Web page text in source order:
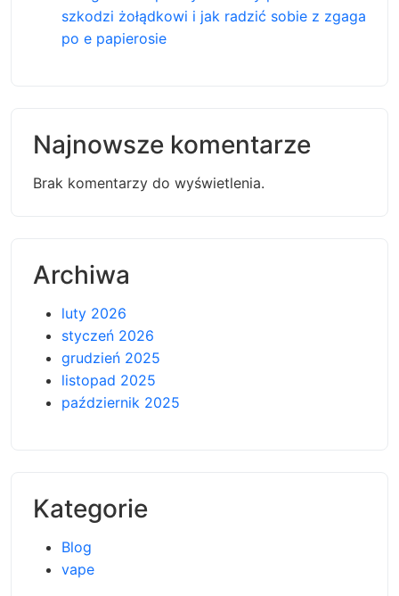
szkodzi żołądkowi i jak radzić sobie z zgaga
po e papierosie
Najnowsze komentarze
Brak komentarzy do wyświetlenia.
Archiwa
luty 2026
styczeń 2026
grudzień 2025
listopad 2025
październik 2025
Kategorie
Blog
vape